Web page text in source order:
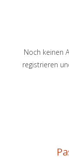
Noch keinen
registrieren